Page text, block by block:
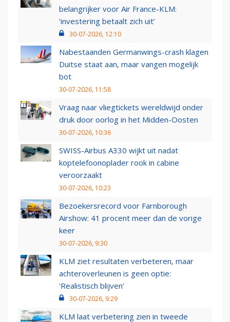
belangrijker voor Air France-KLM:
‘investering betaalt zich uit’
30-07-2026, 12:10
Nabestaanden Germanwings-crash klagen
Duitse staat aan, maar vangen mogelijk
bot
30-07-2026, 11:58
Vraag naar vliegtickets wereldwijd onder
druk door oorlog in het Midden-Oosten
30-07-2026, 10:36
SWISS-Airbus A330 wijkt uit nadat
koptelefoonoplader rook in cabine
veroorzaakt
30-07-2026, 10:23
Bezoekersrecord voor Farnborough
Airshow: 41 procent meer dan de vorige
keer
30-07-2026, 9:30
KLM ziet resultaten verbeteren, maar
achteroverleunen is geen optie:
‘Realistisch blijven’
30-07-2026, 9:29
KLM laat verbetering zien in tweede